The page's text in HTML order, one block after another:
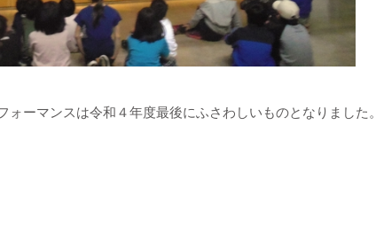
ォーマンスは令和４年度最後にふさわしいものとなりました。